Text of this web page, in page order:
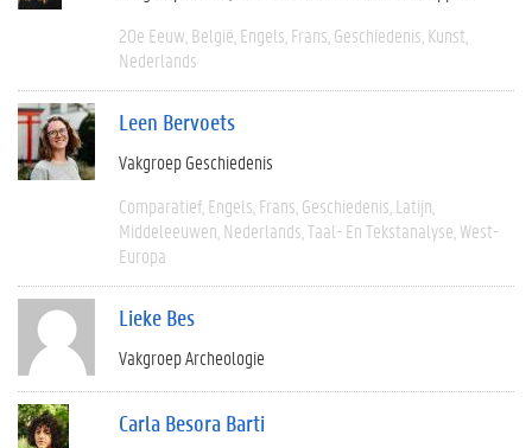
20e Eeuw België Engels Frans Geschiedenis Kunst
Nederlands
Leen Bervoets
Vakgroep Geschiedenis
Comparatief Engels Frans Geschiedenis Latijn
Middeleeuwen Nederlands Taal- En Tekstanalyse West-
Europa
Lieke Bes
Vakgroep Archeologie
Carla Besora Barti